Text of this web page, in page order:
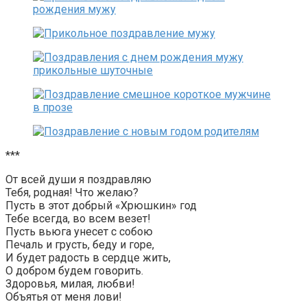
***
От всей души я поздравляю
Тебя, родная! Что желаю?
Пусть в этот добрый «Хрюшкин» год
Тебе всегда, во всем везет!
Пусть вьюга унесет с собою
Печаль и грусть, беду и горе,
И будет радость в сердце жить,
О добром будем говорить.
Здоровья, милая, любви!
Объятья от меня лови!